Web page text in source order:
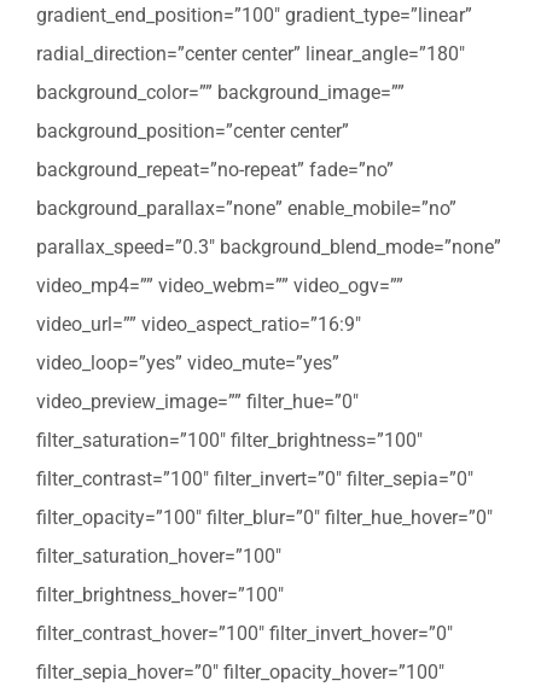
gradient_end_position=”100″ gradient_type=”linear”
radial_direction=”center center” linear_angle=”180″
background_color=”” background_image=””
background_position=”center center”
background_repeat=”no-repeat” fade=”no”
background_parallax=”none” enable_mobile=”no”
parallax_speed=”0.3″ background_blend_mode=”none”
video_mp4=”” video_webm=”” video_ogv=””
video_url=”” video_aspect_ratio=”16:9″
video_loop=”yes” video_mute=”yes”
video_preview_image=”” filter_hue=”0″
filter_saturation=”100″ filter_brightness=”100″
filter_contrast=”100″ filter_invert=”0″ filter_sepia=”0″
filter_opacity=”100″ filter_blur=”0″ filter_hue_hover=”0″
filter_saturation_hover=”100″
filter_brightness_hover=”100″
filter_contrast_hover=”100″ filter_invert_hover=”0″
filter_sepia_hover=”0″ filter_opacity_hover=”100″